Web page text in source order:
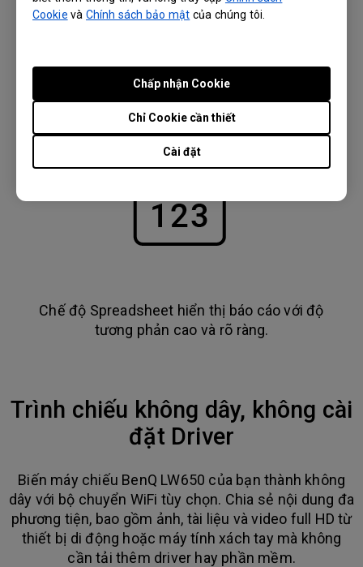
Cookie vàChính sách bảo mật của chúng tôi.
Cài đặt
Chỉ Cookie cần thiết
Chấp nhận Cookie
Chế độ Infographic hiển thị văn bản dễ đọc và
hình ảnh chi tiết.
Chế độ Spreadsheet hiển thị báo cáo với độ
tương phản cao và rõ ràng.
Trình chiếu không dây, không cài
đặt Driver
Biến máy chiếu BenQ LW650 của bạn thành không
dây với bộ chuyển WiFi tùy chọn. Chia sẻ nội dung đa
phương tiện, bao gồm ảnh, tài liệu và video full HD từ
thiết bị di động hoặc máy tính xách tay mà không
cần tải thêm driver hay phần mềm.